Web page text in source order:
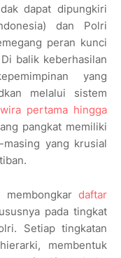
dapat dipungkiri
dan Polri
peran kunci
balik keberhasilan
yang
melalui sistem
pertama hingga
pangkat memiliki
yang krusial
daftar
pada tingkat
Setiap tingkatan
membentuk